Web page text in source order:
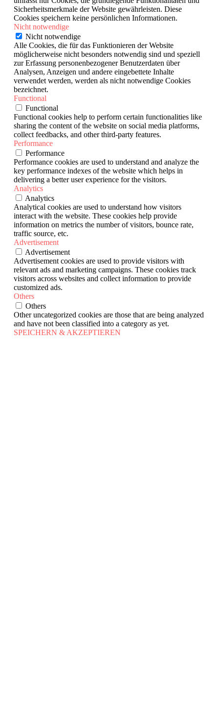
Sicherheitsmerkmale der Website gewährleisten. Diese
Cookies speichern keine persönlichen Informationen.
Nicht notwendige
Nicht notwendige
Alle Cookies, die für das Funktionieren der Website
möglicherweise nicht besonders notwendig sind und speziell
zur Erfassung personenbezogener Benutzerdaten über
Analysen, Anzeigen und andere eingebettete Inhalte
verwendet werden, werden als nicht notwendige Cookies
bezeichnet.
Functional
Functional
Functional cookies help to perform certain functionalities like
sharing the content of the website on social media platforms,
collect feedbacks, and other third-party features.
Performance
Performance
Performance cookies are used to understand and analyze the
key performance indexes of the website which helps in
delivering a better user experience for the visitors.
Analytics
Analytics
Analytical cookies are used to understand how visitors
interact with the website. These cookies help provide
information on metrics the number of visitors, bounce rate,
traffic source, etc.
Advertisement
Advertisement
Advertisement cookies are used to provide visitors with
relevant ads and marketing campaigns. These cookies track
visitors across websites and collect information to provide
customized ads.
Others
Others
Other uncategorized cookies are those that are being analyzed
and have not been classified into a category as yet.
SPEICHERN & AKZEPTIEREN